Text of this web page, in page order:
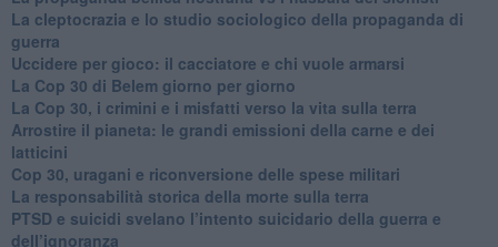
​La cleptocrazia e lo studio sociologico della propaganda di
guerra
​Uccidere per gioco: il cacciatore e chi vuole armarsi
​La Cop 30 di Belem giorno per giorno
La Cop 30, i crimini e i misfatti verso la vita sulla terra
Arrostire il pianeta: le grandi emissioni della carne e dei
latticini
​Cop 30, uragani e riconversione delle spese militari
La responsabilità storica della morte sulla terra
PTSD e suicidi svelano l’intento suicidario della guerra e
dell’ignoranza